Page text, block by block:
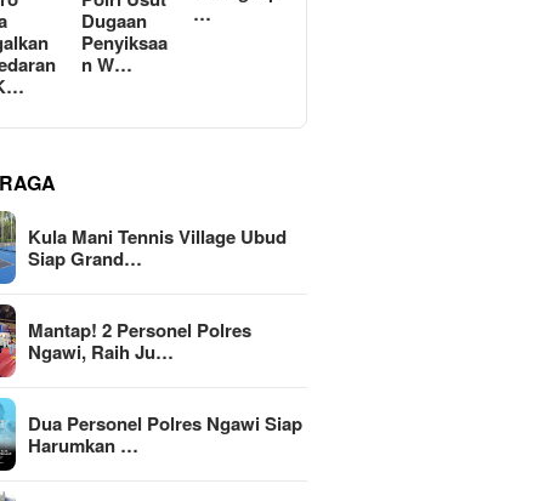
Dugaan
Penyiksaa
n W…
…
Kula Mani Tennis Village Ubud
Siap Grand…
Mantap! 2 Personel Polres
Ngawi, Raih Ju…
Dua Personel Polres Ngawi Siap
Harumkan …